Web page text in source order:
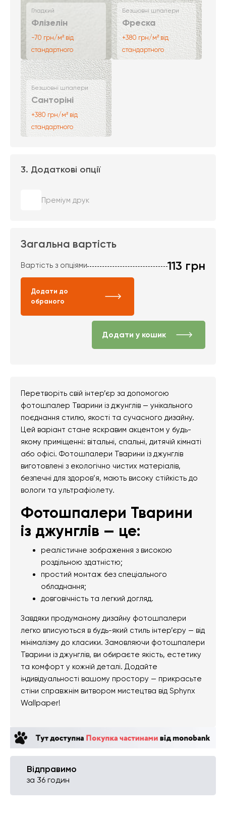
Гладкий
Флізелін
-70 грн/м² від
стандартного
Безшовні шпалери
Фреска
+380 грн/м² від
стандартного
Безшовні шпалери
Санторіні
+380 грн/м² від
стандартного
3. Додаткові опції
Преміум друк
Загальна вартість
Вартість з опціями 113 грн
Додати до
обраного
Додати у кошик
Перетворіть свій інтер’єр за допомогою
фотошпалер Тварини із джунглів — унікального
поєднання стилю, якості та сучасного дизайну.
Цей варіант стане яскравим акцентом у будь-
якому приміщенні: вітальні, спальні, дитячій кімнаті
або офісі. Фотошпалери Тварини із джунглів
виготовлені з екологічно чистих матеріалів,
безпечні для здоров’я, мають високу стійкість до
вологи та ультрафіолету.
Фотошпалери Тварини
із джунглів — це:
реалістичне зображення з високою
роздільною здатністю;
простий монтаж без спеціального
обладнання;
довговічність та легкий догляд.
Завдяки продуманому дизайну фотошпалери
легко вписуються в будь-який стиль інтер’єру — від
мінімалізму до класики. Замовляючи фотошпалери
Тварини із джунглів, ви обираєте якість, естетику
та комфорт у кожній деталі. Додайте
індивідуальності вашому простору — прикрасьте
стіни справжнім витвором мистецтва від Sphynx
Wallpaper!
Відправимо
за 36 годин